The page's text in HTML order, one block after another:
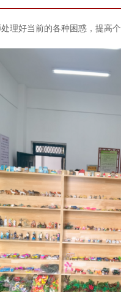
理好当前的各种困惑，提高